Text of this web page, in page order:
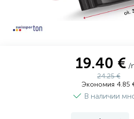
19.40 € /
24.25 €
Экономия 4.85
В наличии